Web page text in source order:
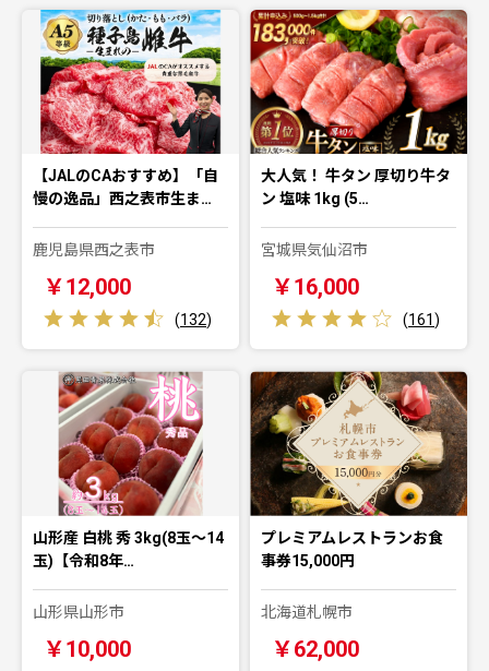
【JALのCAおすすめ】「自
慢の逸品」西之表市生ま…
鹿児島県西之表市
￥12,000
(132)
大人気！ 牛タン 厚切り牛タ
ン 塩味 1kg (5…
宮城県気仙沼市
￥16,000
(161)
山形産 白桃 秀 3kg(8玉～14
玉)【令和8年…
山形県山形市
￥10,000
プレミアムレストランお食
事券15,000円
北海道札幌市
￥62,000